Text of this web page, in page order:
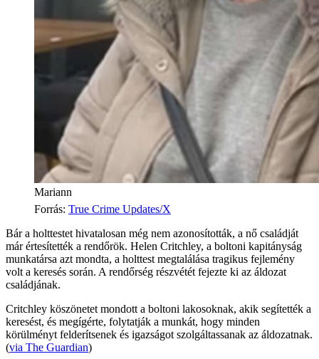
Mariann
Forrás: True Crime Updates/X
Bár a holttestet hivatalosan még nem azonosították, a nő családját
már értesítették a rendőrök. Helen Critchley, a boltoni kapitányság
munkatársa azt mondta, a holttest megtalálása tragikus fejlemény
volt a keresés során. A rendőrség részvétét fejezte ki az áldozat
családjának.
Critchley köszönetet mondott a boltoni lakosoknak, akik segítették a
keresést, és megígérte, folytatják a munkát, hogy minden
körülményt felderítsenek és igazságot szolgáltassanak az áldozatnak.
(via The Guardian)